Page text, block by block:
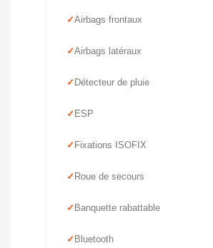
Airbags frontaux
Airbags latéraux
Détecteur de pluie
ESP
Fixations ISOFIX
Roue de secours
Banquette rabattable
Bluetooth